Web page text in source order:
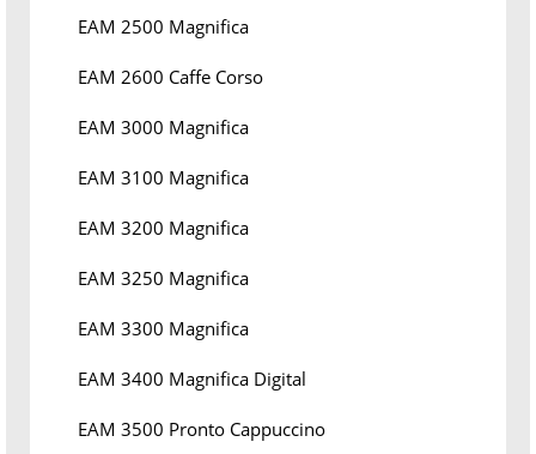
EAM 2500 Magnifica
EAM 2600 Caffe Corso
EAM 3000 Magnifica
EAM 3100 Magnifica
EAM 3200 Magnifica
EAM 3250 Magnifica
EAM 3300 Magnifica
EAM 3400 Magnifica Digital
EAM 3500 Pronto Cappuccino